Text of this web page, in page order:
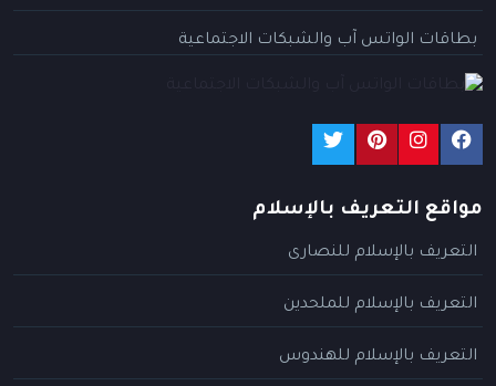
بطاقات الواتس آب والشبكات الاجتماعية
مواقع التعريف بالإسلام
التعريف بالإسلام للنصارى
التعريف بالإسلام للملحدين
التعريف بالإسلام للهندوس